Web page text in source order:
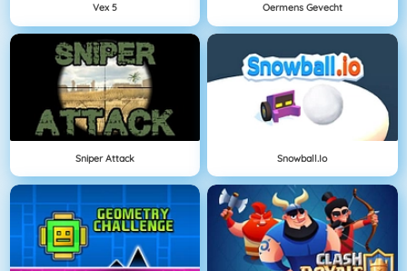
Vex 5 Oermens Gevecht
Sniper Attack Snowball.io